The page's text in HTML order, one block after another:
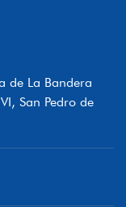
de La Bandera
San Pedro de